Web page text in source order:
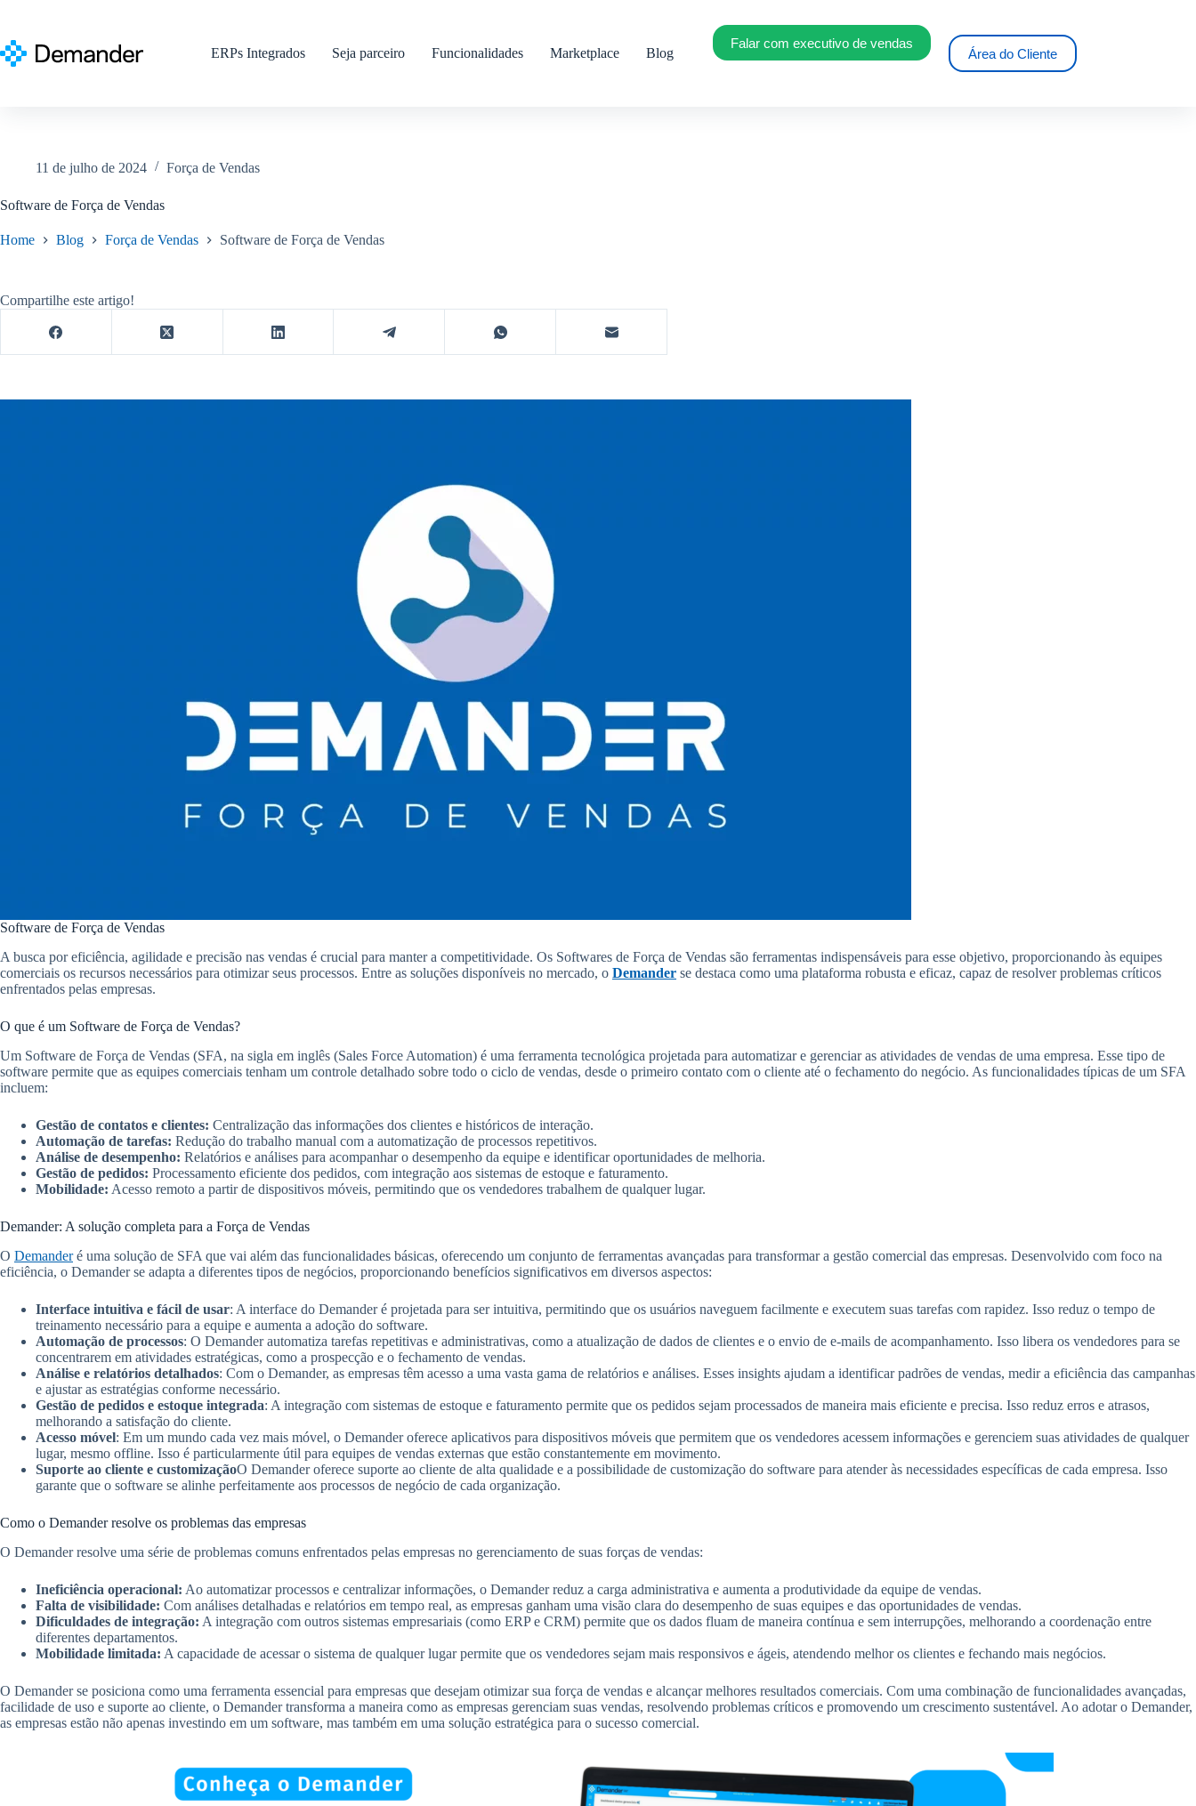
conteúdo
ERPs Integrados Seja parceiro Funcionalidades Marketplace Blog
Falar com executivo de vendas
Área do Cliente
11 de julho de 2024 Força de Vendas
Software de Força de Vendas
Home Blog Força de Vendas Software de Força de Vendas
Compartilhe este artigo!
Software de Força de Vendas
A busca por eficiência, agilidade e precisão nas vendas é crucial para manter a competitividade. Os Softwares de Força de Vendas são ferramentas indispensáveis para esse objetivo, proporcionando às equipes
comerciais os recursos necessários para otimizar seus processos. Entre as soluções disponíveis no mercado, o Demander se destaca como uma plataforma robusta e eficaz, capaz de resolver problemas críticos
enfrentados pelas empresas.
O que é um Software de Força de Vendas?
Um Software de Força de Vendas (SFA, na sigla em inglês (Sales Force Automation) é uma ferramenta tecnológica projetada para automatizar e gerenciar as atividades de vendas de uma empresa. Esse tipo de
software permite que as equipes comerciais tenham um controle detalhado sobre todo o ciclo de vendas, desde o primeiro contato com o cliente até o fechamento do negócio. As funcionalidades típicas de um SFA
incluem:
Gestão de contatos e clientes: Centralização das informações dos clientes e históricos de interação.
Automação de tarefas: Redução do trabalho manual com a automatização de processos repetitivos.
Análise de desempenho: Relatórios e análises para acompanhar o desempenho da equipe e identificar oportunidades de melhoria.
Gestão de pedidos: Processamento eficiente dos pedidos, com integração aos sistemas de estoque e faturamento.
Mobilidade: Acesso remoto a partir de dispositivos móveis, permitindo que os vendedores trabalhem de qualquer lugar.
Demander: A solução completa para a Força de Vendas
O Demanderé uma solução de SFA que vai além das funcionalidades básicas, oferecendo um conjunto de ferramentas avançadas para transformar a gestão comercial das empresas. Desenvolvido com foco na
eficiência, o Demander se adapta a diferentes tipos de negócios, proporcionando benefícios significativos em diversos aspectos:
Interface intuitiva e fácil de usar: A interface do Demander é projetada para ser intuitiva, permitindo que os usuários naveguem facilmente e executem suas tarefas com rapidez. Isso reduz o tempo de
treinamento necessário para a equipe e aumenta a adoção do software.
Automação de processos: O Demander automatiza tarefas repetitivas e administrativas, como a atualização de dados de clientes e o envio de e-mails de acompanhamento. Isso libera os vendedores para se
concentrarem em atividades estratégicas, como a prospecção e o fechamento de vendas.
Análise e relatórios detalhados: Com o Demander, as empresas têm acesso a uma vasta gama de relatórios e análises. Esses insights ajudam a identificar padrões de vendas, medir a eficiência das campanhas
e ajustar as estratégias conforme necessário.
Gestão de pedidos e estoque integrada: A integração com sistemas de estoque e faturamento permite que os pedidos sejam processados de maneira mais eficiente e precisa. Isso reduz erros e atrasos,
melhorando a satisfação do cliente.
Acesso móvel: Em um mundo cada vez mais móvel, o Demander oferece aplicativos para dispositivos móveis que permitem que os vendedores acessem informações e gerenciem suas atividades de qualquer
lugar, mesmo offline. Isso é particularmente útil para equipes de vendas externas que estão constantemente em movimento.
Suporte ao cliente e customizaçãoO Demander oferece suporte ao cliente de alta qualidade e a possibilidade de customização do software para atender às necessidades específicas de cada empresa. Isso
garante que o software se alinhe perfeitamente aos processos de negócio de cada organização.
Como o Demander resolve os problemas das empresas
O Demander resolve uma série de problemas comuns enfrentados pelas empresas no gerenciamento de suas forças de vendas:
Ineficiência operacional: Ao automatizar processos e centralizar informações, o Demander reduz a carga administrativa e aumenta a produtividade da equipe de vendas.
Falta de visibilidade: Com análises detalhadas e relatórios em tempo real, as empresas ganham uma visão clara do desempenho de suas equipes e das oportunidades de vendas.
Dificuldades de integração: A integração com outros sistemas empresariais (como ERP e CRM) permite que os dados fluam de maneira contínua e sem interrupções, melhorando a coordenação entre
diferentes departamentos.
Mobilidade limitada: A capacidade de acessar o sistema de qualquer lugar permite que os vendedores sejam mais responsivos e ágeis, atendendo melhor os clientes e fechando mais negócios.
O Demander se posiciona como uma ferramenta essencial para empresas que desejam otimizar sua força de vendas e alcançar melhores resultados comerciais. Com uma combinação de funcionalidades avançadas,
facilidade de uso e suporte ao cliente, o Demander transforma a maneira como as empresas gerenciam suas vendas, resolvendo problemas críticos e promovendo um crescimento sustentável. Ao adotar o Demander,
as empresas estão não apenas investindo em um software, mas também em uma solução estratégica para o sucesso comercial.